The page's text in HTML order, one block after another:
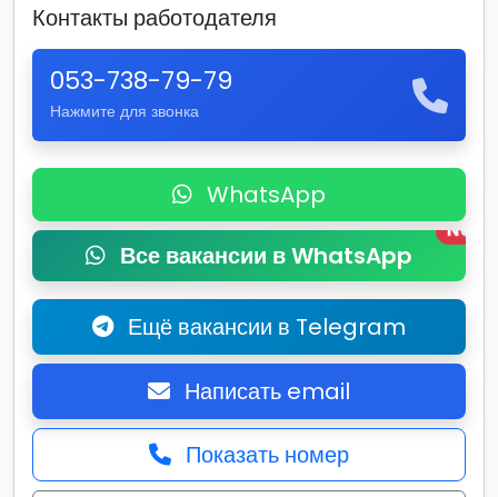
Контакты работодателя
053-738-79-79
Нажмите для звонка
WhatsApp
Все вакансии в WhatsApp
New
Ещё вакансии в Telegram
Написать email
Показать номер